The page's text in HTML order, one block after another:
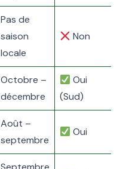
Pas de
saison
locale
Non
Octobre –
décembre
Oui
(Sud)
Août –
septembre
Oui